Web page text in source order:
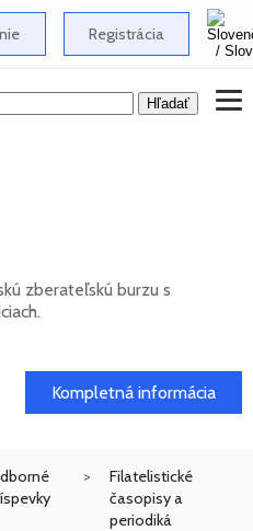
Registrácia
zberateľskú burzu s
Kompletná informácia
Filatelistické
časopisy a
periodiká